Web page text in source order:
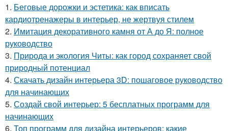
1. Беговые дорожки и эстетика: как вписать
кардиотренажеры в интерьер, не жертвуя стилем
2. Имитация декоративного камня от А до Я: полное
руководство
3. Природа и экология Читы: как город сохраняет свой
природный потенциал
4. Скачать дизайн интерьера 3D: пошаговое руководство
для начинающих
5. Создай свой интерьер: 5 бесплатных программ для
начинающих
6. Топ программ для дизайна интерьеров: какие